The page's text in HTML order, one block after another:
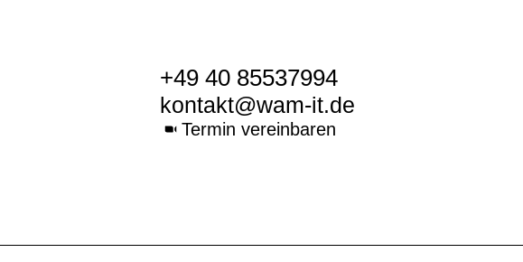
+49 40 85537994
kontakt@wam-it.de
Termin vereinbaren